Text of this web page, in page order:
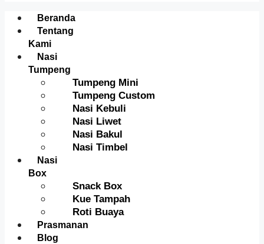
Menu
Beranda
Tentang
Kami
Nasi
Tumpeng
Tumpeng Mini
Tumpeng Custom
Nasi Kebuli
Nasi Liwet
Nasi Bakul
Nasi Timbel
Nasi
Box
Snack Box
Kue Tampah
Roti Buaya
Prasmanan
Blog